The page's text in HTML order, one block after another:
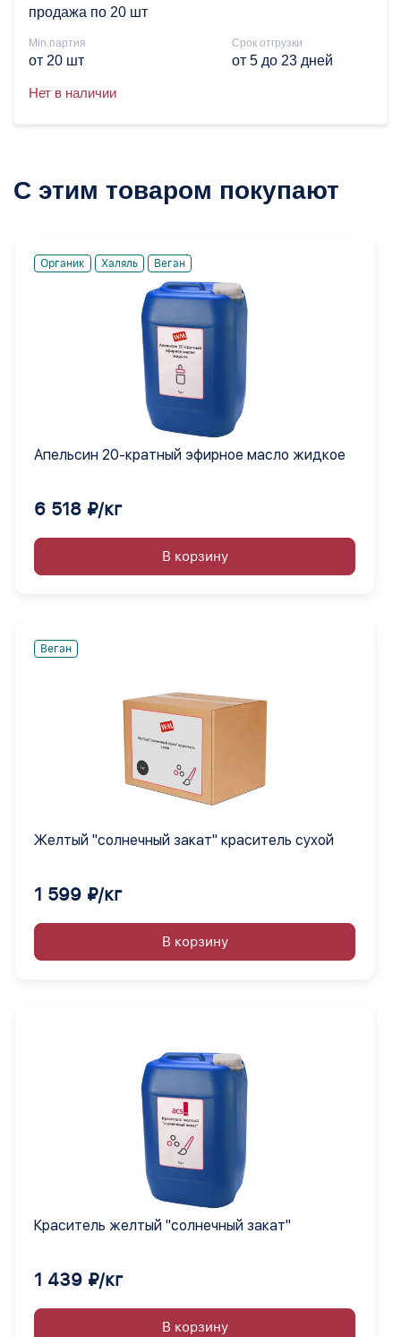
продажа по 20 шт
Min.партия
от 20 шт
Срок отгрузки
от 5 до 23 дней
Нет в наличии
С этим товаром покупают
Органик Халяль Веган
Апельсин 20-кратный эфирное масло жидкое
6 518 ₽/кг
В корзину
Веган
Желтый "солнечный закат" краситель сухой
1 599 ₽/кг
В корзину
Краситель желтый "солнечный закат"
1 439 ₽/кг
В корзину